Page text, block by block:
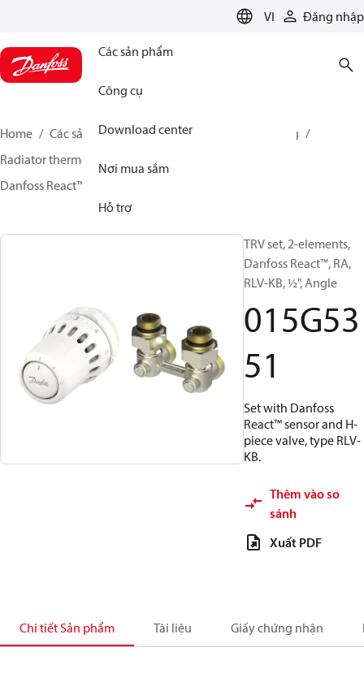
VI Đăng nhập
Các sản phẩm
Công cụ
Download center
Nơi mua sắm
Hỗ trợ
Home Các sản phẩm
Climate Solutions for heating
Radiator thermostats
TRV sets
Danfoss React™ + RLV-KB
TRV set, 2-elements,
Danfoss React™, RA,
RLV-KB, ½", Angle
015G53
51
Set with Danfoss
React™ sensor and H-
piece valve, type RLV-
KB.
Thêm vào so
sánh
Xuất PDF
Chi tiết Sản phẩm Tài liệu Giấy chứng nhận